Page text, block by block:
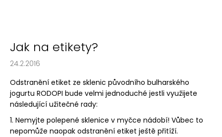
Jak na etikety?
24.2.2016
Odstranění etiket ze sklenic původního bulharského
jogurtu RODOPI bude velmi jednoduché jestli využijete
následující užitečné rady:
1. Nemyjte polepené sklenice v myčce nádobí! Vůbec to
nepomůže naopak odstranění etiket ještě přitíží.